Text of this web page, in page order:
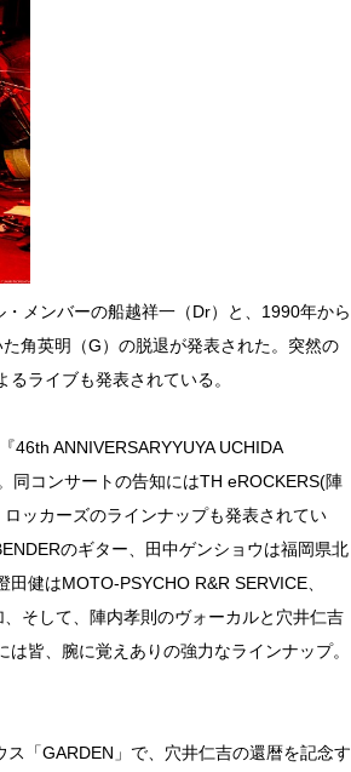
メンバーの船越祥一（Dr）と、1990年から
角英明（G）の脱退が発表された。突然の
ライブも発表されている。
46th ANNIVERSARYYUYA UCHIDA
同コンサートの告知にはTH eROCKERS(陣
ッカーズのラインナップも発表されてい
のギター、田中ゲンショウは福岡県北
健はMOTO-PSYCHO R&R SERVICE、
そして、陣内孝則のヴォーカルと穴井仁吉
皆、腕に覚えありの強力なラインナップ。
「GARDEN」で、穴井仁吉の還暦を記念す